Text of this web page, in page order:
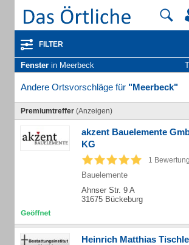
FILTER
Fenster in Meerbeck
Andere Ortsvorschläge für "Meerbeck"
Premiumtreffer (Anzeigen)
akzent Bauelemente
KG
1 Bewertung
Bauelemente
Ahnser Str. 9 A
31675 Bückeburg
Heinrich Matthias